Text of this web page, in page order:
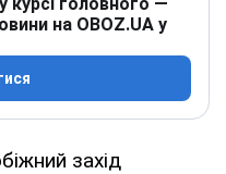
на OBOZ.UA у
захід